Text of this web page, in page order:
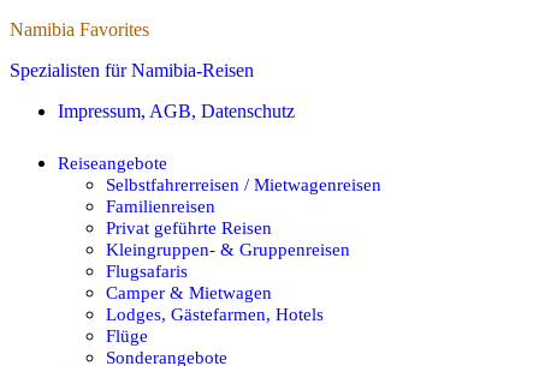
Namibia Favorites
Spezialisten für Namibia-Reisen
Impressum, AGB, Datenschutz
Reiseangebote
Selbstfahrerreisen / Mietwagenreisen
Familienreisen
Privat geführte Reisen
Kleingruppen- & Gruppenreisen
Flugsafaris
Camper & Mietwagen
Lodges, Gästefarmen, Hotels
Flüge
Sonderangebote